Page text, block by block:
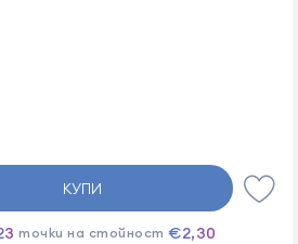
КУПИ
точки на стойност €2,30